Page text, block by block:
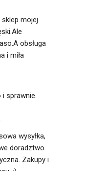
sklep mojej
obsługa
i miła
i sprawnie.
wysyłka,
doradztwo.
Zakupy i